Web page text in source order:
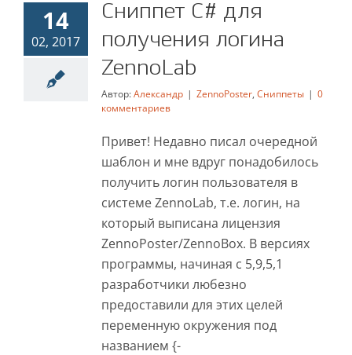
Сниппет C# для
получения логина
ZennoLab
ZennoPoster Сниппеты
14
02, 2017
Сниппет C# для
получения логина
ZennoLab
Автор:Александр | ZennoPoster, Сниппеты | 0
комментариев
Привет! Недавно писал очередной
шаблон и мне вдруг понадобилось
получить логин пользователя в
системе ZennoLab, т.е. логин, на
который выписана лицензия
ZennoPoster/ZennoBox. В версиях
программы, начиная с 5,9,5,1
разработчики любезно
предоставили для этих целей
переменную окружения под
названием {-